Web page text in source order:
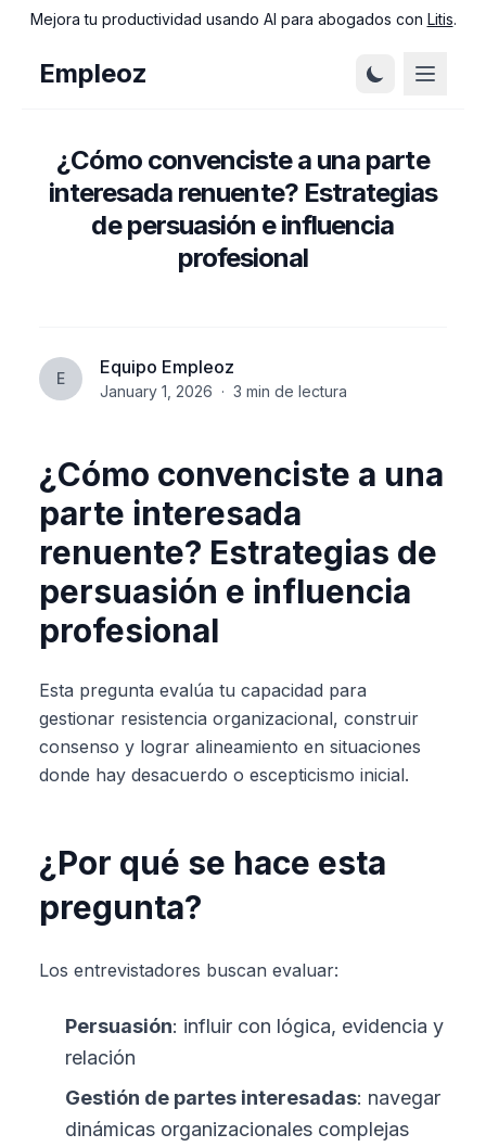
Mejora tu productividad usando AI para abogados con Litis.
Empleoz
¿Cómo convenciste a una parte
interesada renuente? Estrategias
de persuasión e influencia
profesional
E Equipo Empleoz
January 1, 2026 · 3 min de lectura
¿Cómo convenciste a una
parte interesada
renuente? Estrategias de
persuasión e influencia
profesional
Esta pregunta evalúa tu capacidad para
gestionar resistencia organizacional, construir
consenso y lograr alineamiento en situaciones
donde hay desacuerdo o escepticismo inicial.
¿Por qué se hace esta
pregunta?
Los entrevistadores buscan evaluar:
Persuasión: influir con lógica, evidencia y
relación
Gestión de partes interesadas: navegar
dinámicas organizacionales complejas